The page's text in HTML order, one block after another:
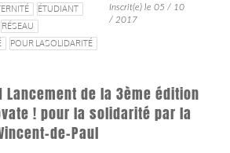
ÉTUDIANT
RÉSEAU
POUR LASOLIDARITÉ
Inscrit(e) le 05 / 10
/ 2017
Lancement de la 3ème édition
! pour la solidarité par la
de-Paul